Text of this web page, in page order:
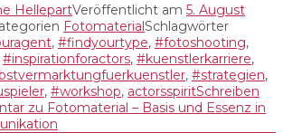
HellepartVeröffentlicht am 5. August
FotomaterialSchlagwörter
, #findyourtype, #fotoshooting,
#inspirationforactors, #kuenstlerkarriere,
, #strategien,
, #workshop, actorsspiritSchreiben
zu Fotomaterial – Basis und Essenz in